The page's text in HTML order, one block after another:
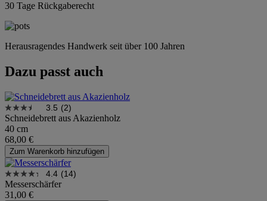
30 Tage Rückgaberecht
Herausragendes Handwerk seit über 100 Jahren
Dazu passt auch
3.5 (2)
Schneidebrett aus Akazienholz
40 cm
68,00 €
Zum Warenkorb hinzufügen
4.4 (14)
Messerschärfer
31,00 €